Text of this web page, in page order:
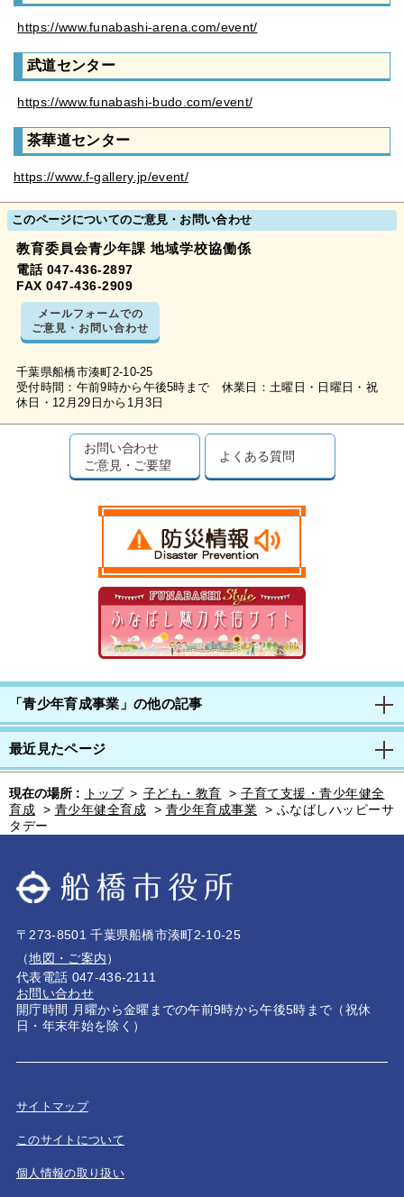
https://www.funabashi-arena.com/event/
武道センター
https://www.funabashi-budo.com/event/
茶華道センター
https://www.f-gallery.jp/event/
このページについてのご意見・お問い合わせ
教育委員会青少年課 地域学校協働係
電話 047-436-2897
FAX 047-436-2909
メールフォームでの
ご意見・お問い合わせ
千葉県船橋市湊町2-10-25
受付時間：午前9時から午後5時まで 休業日：土曜日・日曜日・祝
休日・12月29日から1月3日
お問い合わせ
ご意見・ご要望
よくある質問
「青少年育成事業」の他の記事
最近見たページ
現在の場所 : トップ > 子ども・教育 > 子育て支援・青少年健全
育成 > 青少年健全育成 > 青少年育成事業 > ふなばしハッピーサ
タデー
〒273-8501 千葉県船橋市湊町2-10-25
（地図・ご案内）
代表電話 047-436-2111
お問い合わせ
開庁時間 月曜から金曜までの午前9時から午後5時まで（祝休
日・年末年始を除く）
サイトマップ
このサイトについて
個人情報の取り扱い